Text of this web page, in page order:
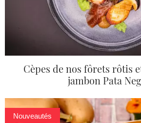
Cèpes de nos fôrets rôtis
jambon Pata
Nouveautés